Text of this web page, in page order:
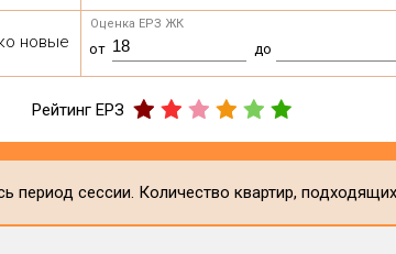
новые
Оценка ЕРЗ ЖК
от до
Рейтинг ЕРЗ
период сессии. Количество квартир,